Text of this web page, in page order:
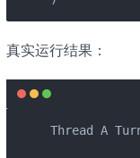
真实运行结果：
Thread A